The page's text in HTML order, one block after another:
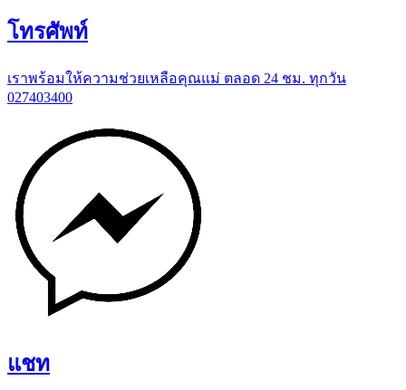
โทรศัพท์
เราพร้อมให้ความช่วยเหลือคุณแม่ ตลอด 24 ชม. ทุกวัน
027403400
แชท